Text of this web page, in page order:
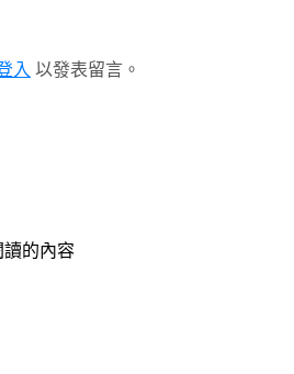
入 以發表留言。
讀的內容